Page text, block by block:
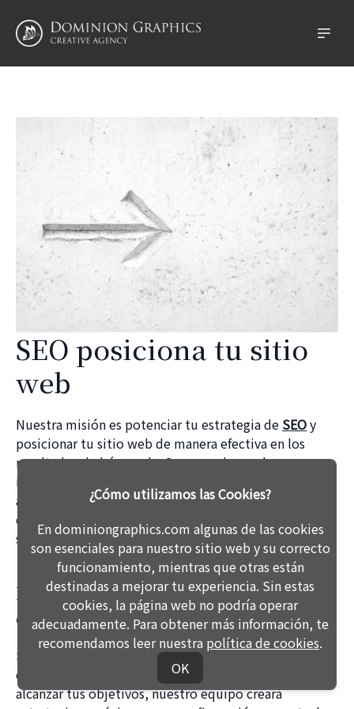
SEO posiciona tu sitio
web
Nuestra misión es potenciar tu estrategia de SEOy
posicionar tu sitio web de manera efectiva en los
resultados de búsqueda. Comprendemos la
importancia de figurar en las primeras posiciones para
atraer a tu público objetivo cuando buscan productos
o servicios en línea, lo que puede tener un impacto
significativo en tus ventas.
Mejora tu SEO utilizando estrategias
de contenido efectivo.
Si buscas expandir tu presencia en la web y hacer
crecer tu negocio, permite que te ayudemos a
alcanzar tus objetivos, nuestro equipo creará
¿Cómo utilizamos las Cookies?
En dominiongraphics.com algunas de las cookies
son esenciales para nuestro sitio web y su correcto
funcionamiento, mientras que otras están
destinadas a mejorar tu experiencia. Sin estas
cookies, la página web no podría operar
adecuadamente. Para obtener más información, te
recomendamos leer nuestra política de cookies.
OK